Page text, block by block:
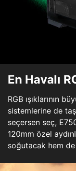
En Havalı
RGB ışıklarının
sistemlerine de
seçersen seç,
120mm özel
soğutacak hem